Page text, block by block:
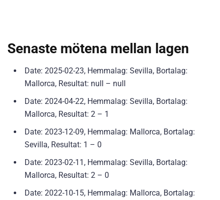
Senaste mötena mellan lagen
Date: 2025-02-23, Hemmalag: Sevilla, Bortalag:
Mallorca, Resultat: null – null
Date: 2024-04-22, Hemmalag: Sevilla, Bortalag:
Mallorca, Resultat: 2 – 1
Date: 2023-12-09, Hemmalag: Mallorca, Bortalag:
Sevilla, Resultat: 1 – 0
Date: 2023-02-11, Hemmalag: Sevilla, Bortalag:
Mallorca, Resultat: 2 – 0
Date: 2022-10-15, Hemmalag: Mallorca, Bortalag: